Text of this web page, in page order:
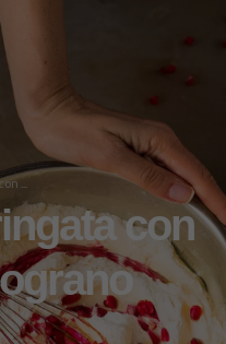
...
con